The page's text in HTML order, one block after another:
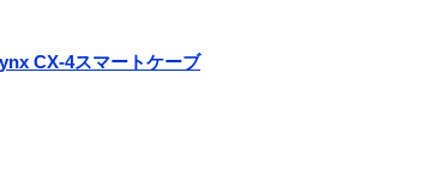
CX-4スマートケーブ